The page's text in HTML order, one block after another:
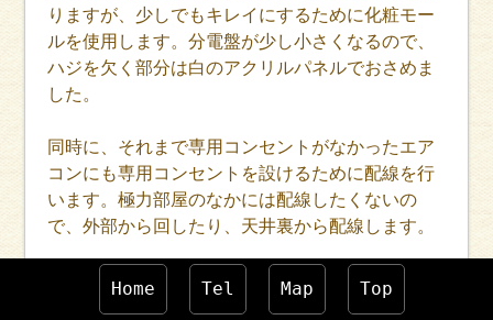
りますが、少しでもキレイにするために化粧モー
ルを使用します。分電盤が少し小さくなるので、
ハジを欠く部分は白のアクリルパネルでおさめま
した。
同時に、それまで専用コンセントがなかったエア
コンにも専用コンセントを設けるために配線を行
います。極力部屋のなかには配線したくないの
で、外部から回したり、天井裏から配線します。
これで安心して使用して頂けます♪
Home Tel Map Top